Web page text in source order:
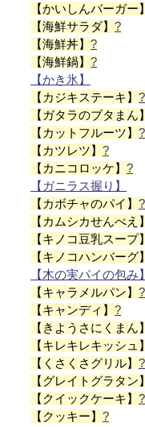
【かいしんバーガー
【海鮮サラダ】?
【海鮮丼】?
【海鮮鍋】?
【かき氷】
【カジキステーキ】?
【ガタラのブタまん
【カットフルーツ】?
【カツレツ】?
【カニコロッケ】?
【ガニラス握り】
【カボチャのパイ】?
【カムシカせんべえ
【キノコ豆乳スープ
【キノコハンバーグ
【木の実パイの包み】
【キャラメルパン】?
【キャンディ】?
【きようさにくまん
【キレキレキッシュ
【くさくさグリル】?
【グレイトグラタン
【クイックケーキ】?
【クッキー】?